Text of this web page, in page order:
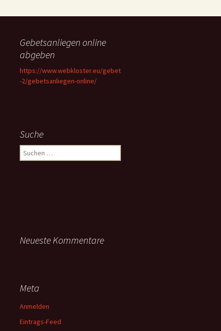
Gebetsanliegen online
abgeben
https://www.webkloster.eu/gebet
-2/gebetsanliegen-online/
Suche
Suchen
nach:
Neueste Kommentare
Meta
Anmelden
Eintrags-Feed